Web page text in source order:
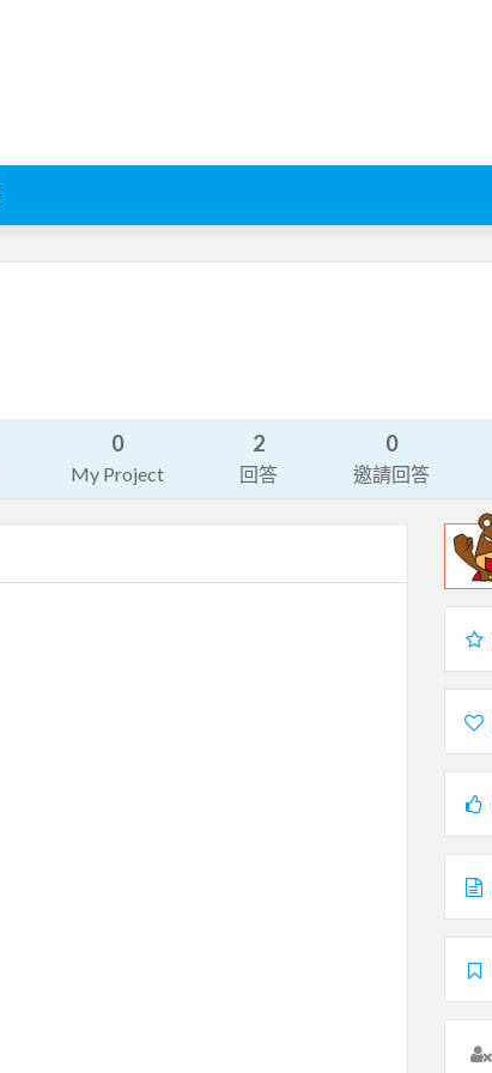
0
My Project
2
回答
0
邀請回答